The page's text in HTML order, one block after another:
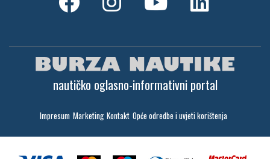
nautičko oglasno-informativni portal
Impresum Marketing Kontakt Opće odredbe i uvjeti korištenja